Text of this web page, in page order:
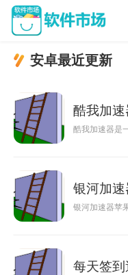
安卓最近更新
酷我加
酷我加速器是
银河加
银河加速器苹
每天签到